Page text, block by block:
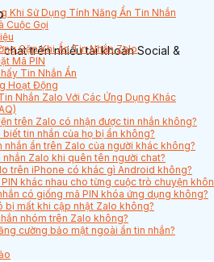
chat trên nhiều tài khoản Social &
Khi Sử Dụng Tính Năng Ẩn Tin Nhắn
Cuộc Gọi
Gặp Khi Ẩn Tin Nhắn Zalo
Mã PIN
Tin Nhắn Ẩn
Hoạt Động
Nhắn Zalo Với Các Ứng Dụng Khác
trên Zalo có nhận được tin nhắn không?
tin nhắn của họ bị ẩn không?
nhắn ẩn trên Zalo của người khác không?
nhắn Zalo khi quên tên người chat?
trên iPhone có khác gì Android không?
PIN khác nhau cho từng cuộc trò chuyện
có giống mã PIN khóa ứng dụng không?
bị mất khi cập nhật Zalo không?
nhóm trên Zalo không?
cường bảo mật ngoài ẩn tin nhắn?